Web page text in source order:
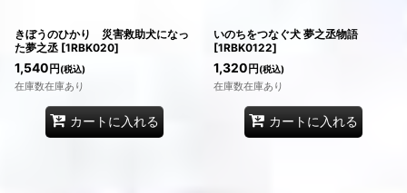
きぼうのひかり 災害救助犬になっ
た夢之丞 [1RBK020]
1,540円(税込)
在庫数在庫あり
カートに入れる
いのちをつなぐ犬 夢之丞物語
[1RBK0122]
1,320円(税込)
在庫数在庫あり
カートに入れる